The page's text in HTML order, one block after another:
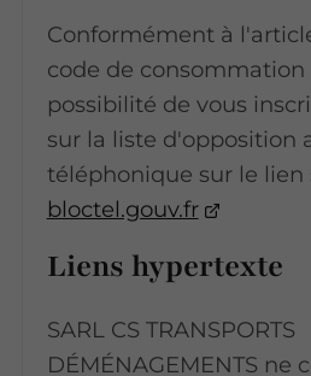
Conformément à
code de consommation
possibilité de vous
sur la liste d'opposition
téléphonique sur le lien
bloctel.gouv.fr
Liens hypertexte
SARL CS TRANSPORTS
DÉMÉNAGEMENTS ne